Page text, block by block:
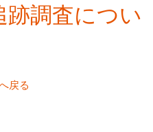
跡調査につい
戻る